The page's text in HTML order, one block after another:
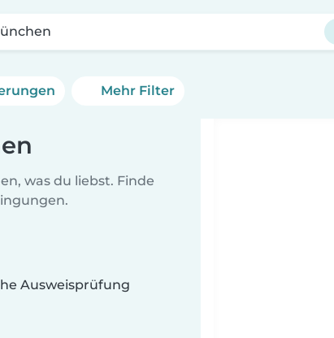
Mehr Filter
was du liebst. Finde
Ausweisprüfung